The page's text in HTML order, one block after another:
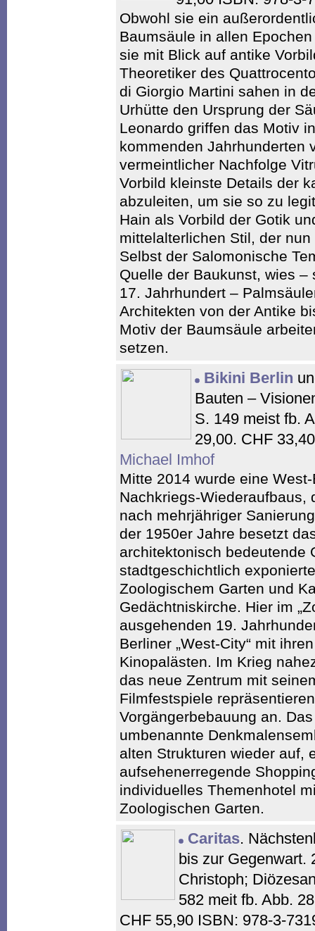
Obwohl sie ein
Baumsäule in allen
sie mit Blick auf antike
Theoretiker des
di Giorgio Martini sahen in
Urhütte den Ursprung der
Leonardo griffen das Motiv
kommenden Jahrhunderten
vermeintlicher Nachfolge
Vorbild kleinste Details der
abzuleiten, um sie so zu
Hain als Vorbild der Gotik
mittelalterlichen Stil, der
Selbst der Salomonische
Quelle der Baukunst, wies
17. Jahrhundert –
Architekten von der Antike
Motiv der Baumsäule
setzen.
Bikini Berlin
Bauten –
S. 149 meist fb.
29,00. CHF
Michael Imhof
Mitte 2014 wurde eine
Nachkriegs-Wiederaufbaus,
nach mehrjähriger
der 1950er Jahre besetzt
architektonisch bedeutende
stadtgeschichtlich
Zoologischem Garten und
Gedächtniskirche. Hier im
ausgehenden 19.
Berliner „West-City“ mit
Kinopalästen. Im Krieg
das neue Zentrum mit
Filmfestspiele
Vorgängerbebauung an.
umbenannte
alten Strukturen wieder auf,
aufsehenerregende
individuelles Themenhotel
Zoologischen Garten.
Caritas.
bis zur Gegenwart.
Christoph;
582 meit fb. Abb.
CHF 55,90 ISBN: 978-3-